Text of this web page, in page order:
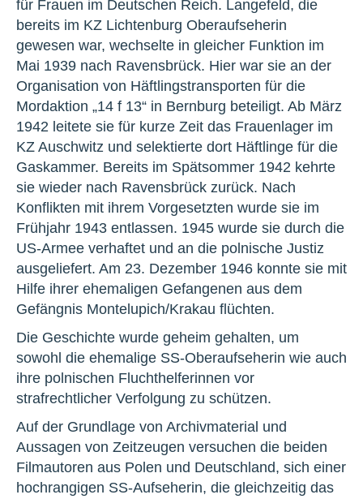
für Frauen im Deutschen Reich. Langefeld, die
bereits im KZ Lichtenburg Oberaufseherin
gewesen war, wechselte in gleicher Funktion im
Mai 1939 nach Ravensbrück. Hier war sie an der
Organisation von Häftlingstransporten für die
Mordaktion „14 f 13“ in Bernburg beteiligt. Ab März
1942 leitete sie für kurze Zeit das Frauenlager im
KZ Auschwitz und selektierte dort Häftlinge für die
Gaskammer. Bereits im Spätsommer 1942 kehrte
sie wieder nach Ravensbrück zurück. Nach
Konflikten mit ihrem Vorgesetzten wurde sie im
Frühjahr 1943 entlassen. 1945 wurde sie durch die
US-Armee verhaftet und an die polnische Justiz
ausgeliefert. Am 23. Dezember 1946 konnte sie mit
Hilfe ihrer ehemaligen Gefangenen aus dem
Gefängnis Montelupich/Krakau flüchten.
Die Geschichte wurde geheim gehalten, um
sowohl die ehemalige SS-Oberaufseherin wie auch
ihre polnischen Fluchthelferinnen vor
strafrechtlicher Verfolgung zu schützen.
Auf der Grundlage von Archivmaterial und
Aussagen von Zeitzeugen versuchen die beiden
Filmautoren aus Polen und Deutschland, sich einer
hochrangigen SS-Aufseherin, die gleichzeitig das